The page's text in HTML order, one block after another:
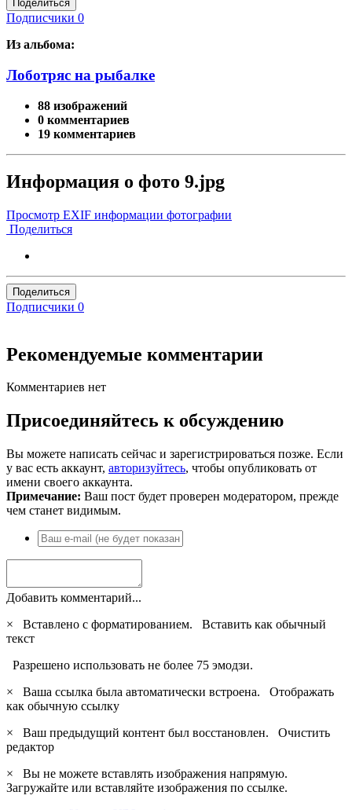
Поделиться
Подписчики 0
Из альбома:
Лоботряс на рыбалке
88 изображений
0 комментариев
19 комментариев
Информация о фото 9.jpg
Просмотр EXIF информации фотографии
Поделиться
Поделиться
Подписчики 0
Рекомендуемые комментарии
Комментариев нет
Присоединяйтесь к обсуждению
Вы можете написать сейчас и зарегистрироваться позже. Если
у вас есть аккаунт, авторизуйтесь, чтобы опубликовать от
имени своего аккаунта.
Примечание: Ваш пост будет проверен модератором, прежде
чем станет видимым.
Добавить комментарий...
×
Вставлено с форматированием. Вставить как обычный
текст
Разрешено использовать не более 75 эмодзи.
×
Ваша ссылка была автоматически встроена. Отображать
как обычную ссылку
×
Ваш предыдущий контент был восстановлен. Очистить
редактор
×
Вы не можете вставлять изображения напрямую.
Загружайте или вставляйте изображения по ссылке.